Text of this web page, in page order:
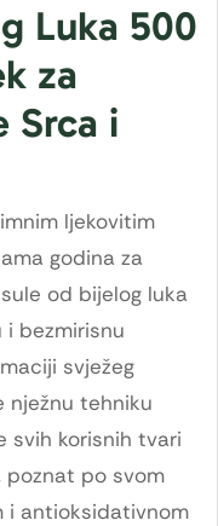
Luka 500
za
Srca i
ljekovitim
godina za
od bijelog luka
i bezmirisnu
svježeg
nježnu tehniku
svih korisnih tvari
poznat po svom
i antioksidativnom